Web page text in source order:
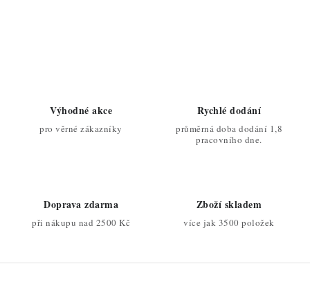
v
Výhodné akce
pro věrné zákazníky
Rychlé dodání
průměrná doba dodání 1,8
pracovního dne.
Doprava zdarma
při nákupu nad 2500 Kč
Zboží skladem
více jak 3500 položek